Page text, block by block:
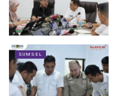
SUMSEL